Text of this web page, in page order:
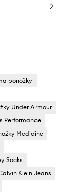
ponožky
Under Armour
Performance
Medicine
Socks
Klein Jeans